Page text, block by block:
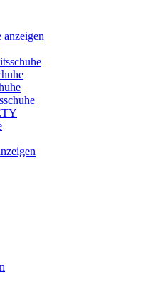
anzeigen